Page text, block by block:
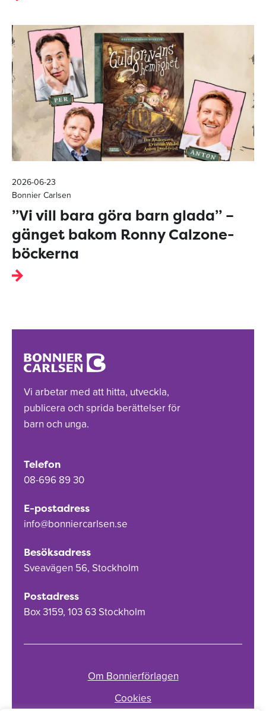
2026-06-23
Bonnier Carlsen
”Vi vill bara göra barn glada” –
gänget bakom Ronny Calzone-
böckerna
Vi arbetar med att hitta, utveckla,
publicera och sprida berättelser för
barn och unga.
Telefon
08-696 89 30
E-postadress
info@bonniercarlsen.se
Besöksadress
Sveavägen 56, Stockholm
Postadress
Box 3159, 103 63 Stockholm
Om Bonnierförlagen
Cookies